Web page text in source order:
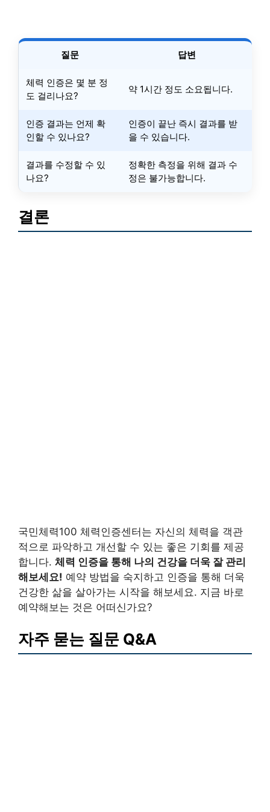
질문 답변
체력 인증은 몇 분 정
도 걸리나요?
약 1시간 정도 소요됩니다.
인증 결과는 언제 확
인할 수 있나요?
인증이 끝난 즉시 결과를 받
을 수 있습니다.
결과를 수정할 수 있
나요?
정확한 측정을 위해 결과 수
정은 불가능합니다.
결론
국민체력100 체력인증센터는 자신의 체력을 객관
적으로 파악하고 개선할 수 있는 좋은 기회를 제공
합니다. 체력 인증을 통해 나의 건강을 더욱 잘 관리
해보세요! 예약 방법을 숙지하고 인증을 통해 더욱
건강한 삶을 살아가는 시작을 해보세요. 지금 바로
예약해보는 것은 어떠신가요?
자주 묻는 질문 Q&A